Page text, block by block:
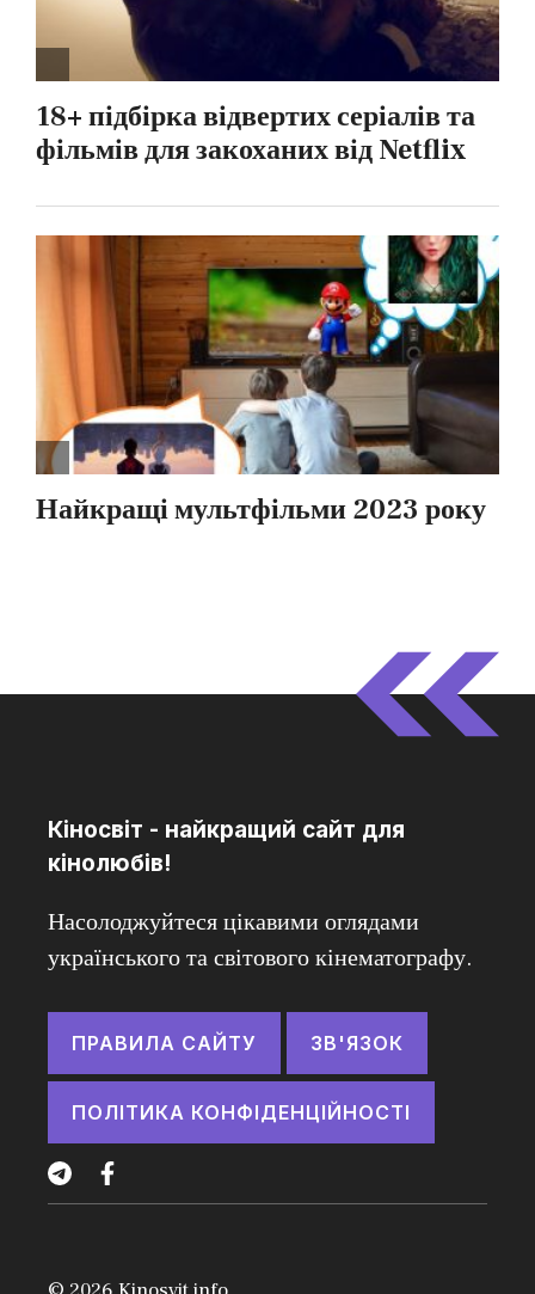
Кіносвіт - найкращий сайт для
кінолюбів!
Насолоджуйтеся цікавими оглядами
українського та світового кінематографу.
ПРАВИЛА САЙТУ ЗВ'ЯЗОК
ПОЛІТИКА КОНФІДЕНЦІЙНОСТІ